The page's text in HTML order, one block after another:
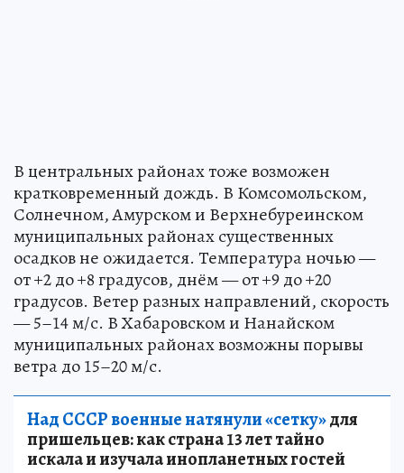
В центральных районах тоже возможен
кратковременный дождь. В Комсомольском,
Солнечном, Амурском и Верхнебуреинском
муниципальных районах существенных
осадков не ожидается. Температура ночью —
от +2 до +8 градусов, днём — от +9 до +20
градусов. Ветер разных направлений, скорость
— 5–14 м/с. В Хабаровском и Нанайском
муниципальных районах возможны порывы
ветра до 15–20 м/с.
Над СССР военные натянули «сетку»для
пришельцев: как страна 13 лет тайно
искала и изучала инопланетных гостей